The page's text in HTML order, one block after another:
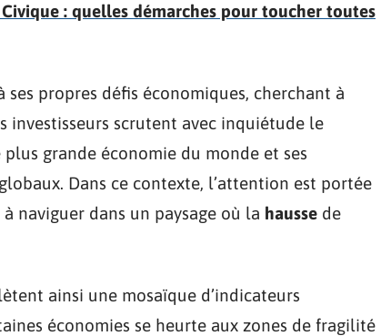
: quelles démarches pour toucher toutes
propres défis économiques, cherchant à
investisseurs scrutent avec inquiétude le
grande économie du monde et ses
Dans ce contexte, l’attention est portée
naviguer dans un paysage où la hausse de
ainsi une mosaïque d’indicateurs
économies se heurte aux zones de fragilité